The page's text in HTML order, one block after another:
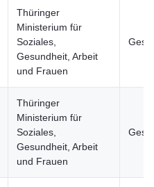
Thüringer
Ministerium für
Soziales,
Gesundheit, Arbeit
und Frauen
Thüringer
Ministerium für
Soziales,
Gesundheit, Arbeit
und Frauen